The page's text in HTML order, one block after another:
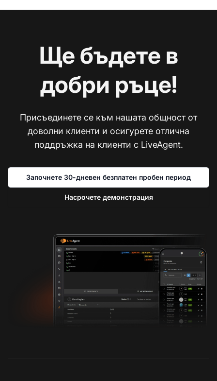
Ще бъдете в
добри ръце!
Присъединете се към нашата общност от
доволни клиенти и осигурете отлична
поддръжка на клиенти с LiveAgent.
Започнете 30-дневен безплатен пробен период
Насрочете демонстрация